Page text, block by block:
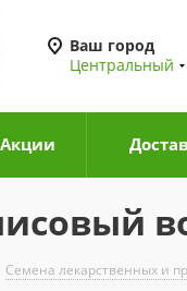
Ваш город
Центральный
Акции
Семена лекарственных и